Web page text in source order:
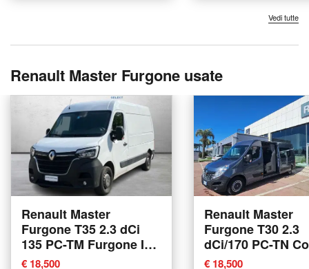
Vedi tutte
Renault Master Furgone usate
Renault Master
Furgone T35 2.3 dCi
135 PC-TM Furgone Ice
del 2023 usata a Como
€ 18,500
Renault Master
Furgone T30 2.3
dCi/170 PC-TN
Twin Turbo S&S
€ 18,500